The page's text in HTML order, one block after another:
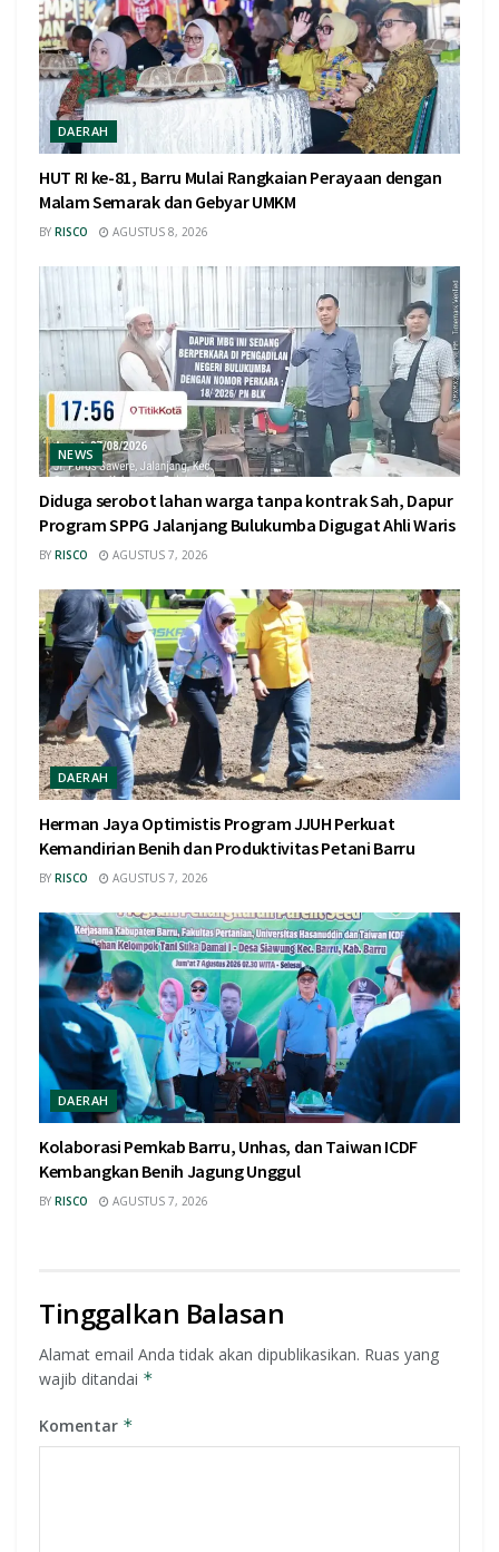
DAERAH
HUT RI ke-81, Barru Mulai Rangkaian Perayaan dengan
Malam Semarak dan Gebyar UMKM
BY RISCO AGUSTUS 8, 2026
NEWS
Diduga serobot lahan warga tanpa kontrak Sah, Dapur
Program SPPG Jalanjang Bulukumba Digugat Ahli Waris
BY RISCO AGUSTUS 7, 2026
DAERAH
Herman Jaya Optimistis Program JJUH Perkuat
Kemandirian Benih dan Produktivitas Petani Barru
BY RISCO AGUSTUS 7, 2026
DAERAH
Kolaborasi Pemkab Barru, Unhas, dan Taiwan ICDF
Kembangkan Benih Jagung Unggul
BY RISCO AGUSTUS 7, 2026
Tinggalkan Balasan
Alamat email Anda tidak akan dipublikasikan. Ruas yang
wajib ditandai *
Komentar *